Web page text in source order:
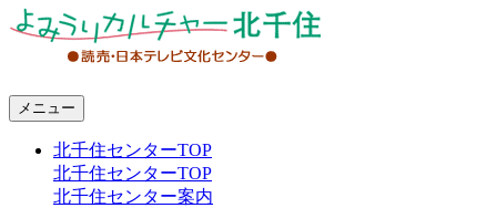
メニュー
北千住センターTOP
北千住センターTOP
北千住センター案内